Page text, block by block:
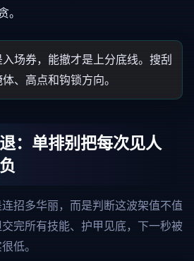
。
场券，能撤才是上分底线。搜刮
、高点和钩锁方向。
：单排别把每次见人
招多华丽，而是判断这波架值不值
完所有技能、护甲见底，下一秒被
低。